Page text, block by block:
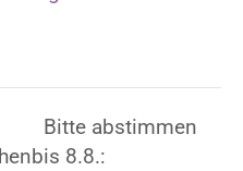
Bitte abstimmen
bis 8.8.: